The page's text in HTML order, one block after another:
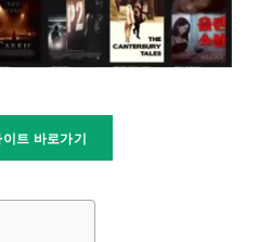
트 바로가기